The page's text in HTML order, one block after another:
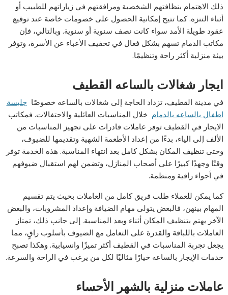
ذلك الاهتمام بنظافتهم الشخصية ومرافقتهم في زياراتهم للطبيب أو
أثناء التنزه. كما تتيح إمكانية الحصول على خصومات خاصة عند توقيع
عقود طويلة الأمد سواء كانت نصف سنوية أو سنوية. وبالتالي، فإن
مكاتب الدمام تسهم بشكل فعال في تخفيف الأعباء عن الأسرة، وتوفر
بيئة منزلية أكثر راحة وتنظيمًا.
ايجار شغالات بالساعه القطيف
في مدينة القطيف، تزداد الحاجة إلى شغالات بالساعه خصوصًاجليسة
اطفال بالساعه بالدمام خلال المناسبات العائلية والاحتفالات. فمكاتب
الايجار في القطيف توفر عاملات قادرات على تجهيز المناسبات من
الألف إلى الياء، بدءًا من إعداد الأطعمة الشهية وتقديمها للضيوف،
وحتى تنظيف المكان بشكل كامل بعد انتهاء المناسبة. هذه الخدمة توفر
وقتًا وجهدًا كبيرًا على أصحاب المنازل، وتضمن لهم استقبال ضيوفهم
في أجواء راقية ومنظمة.
كما يمكن للعملاء طلب فريق كامل من العاملات بحيث يتم تقسيم
المهام بينهن، فالبعض يتولى مهام الضيافة وإعداد المشروبات، والبعض
الآخر يهتم بتنظيف المكان أثناء وبعد المناسبة. إلى جانب ذلك، تمتاز
العاملات باللباقة والقدرة على التعامل مع الضيوف بأسلوب راقٍ، مما
يجعل تجربة المناسبات في القطيف أكثر تميزًا وانسيابية. وهكذا تصبح
خدمات الإيجار بالساعه خيارًا مثاليًا لكل من يرغب في الراحة والسرعة.
عاملات منزلية بالشهر الأحساء